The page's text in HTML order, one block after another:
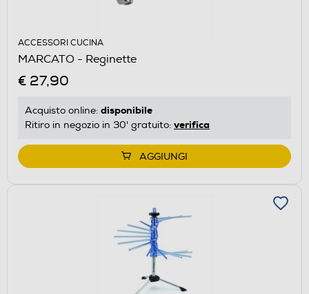
ACCESSORI CUCINA
MARCATO - Reginette
€ 27,90
Acquisto online: disponibile
Ritiro in negozio in 30' gratuito: verifica
AGGIUNGI